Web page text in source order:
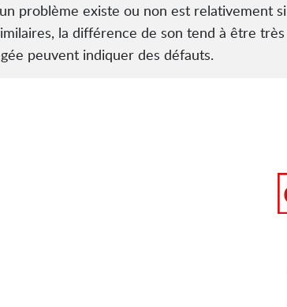
problème existe ou non est relativement
la différence de son tend à être
peuvent indiquer des défauts.